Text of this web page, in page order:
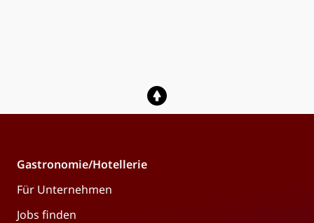
Gastronomie/Hotellerie
Für Unternehmen
Jobs finden